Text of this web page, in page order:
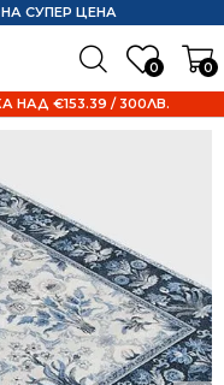
0 0
СУПЕР ЦЕНА
НАД €153.39 / 300ЛВ.